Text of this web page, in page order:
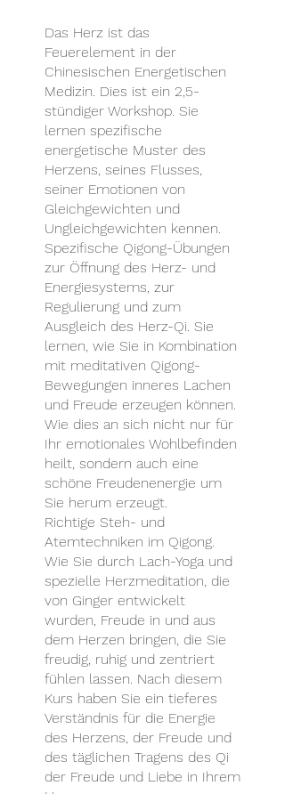
Das Herz ist das
Feuerelement in der
Chinesischen Energetischen
Medizin. Dies ist ein 2,5-
stündiger Workshop. Sie
lernen spezifische
energetische Muster des
Herzens, seines Flusses,
seiner Emotionen von
Gleichgewichten und
Ungleichgewichten kennen.
Spezifische Qigong-Übungen
zur Öffnung des Herz- und
Energiesystems, zur
Regulierung und zum
Ausgleich des Herz-Qi. Sie
lernen, wie Sie in Kombination
mit meditativen Qigong-
Bewegungen inneres Lachen
und Freude erzeugen können.
Wie dies an sich nicht nur für
Ihr emotionales Wohlbefinden
heilt, sondern auch eine
schöne Freudenenergie um
Sie herum erzeugt.
Richtige Steh- und
Atemtechniken im Qigong.
Wie Sie durch Lach-Yoga und
spezielle Herzmeditation, die
von Ginger entwickelt
wurden, Freude in und aus
dem Herzen bringen, die Sie
freudig, ruhig und zentriert
fühlen lassen. Nach diesem
Kurs haben Sie ein tieferes
Verständnis für die Energie
des Herzens, der Freude und
des täglichen Tragens des Qi
der Freude und Liebe in Ihrem